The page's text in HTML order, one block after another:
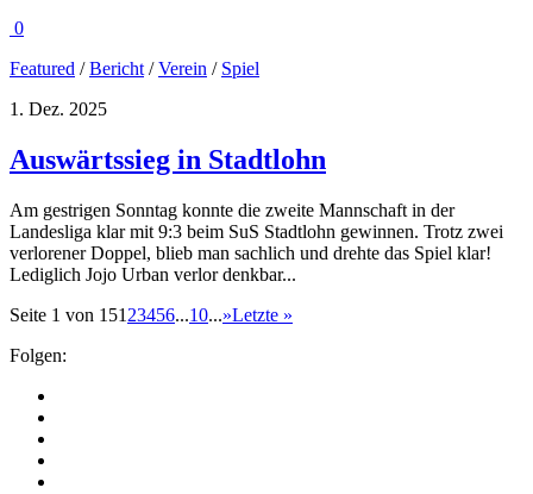
0
Featured /Bericht /Verein / Spiel
1. Dez. 2025
Auswärtssieg in Stadtlohn
Am gestrigen Sonntag konnte die zweite Mannschaft in der
Landesliga klar mit 9:3 beim SuS Stadtlohn gewinnen. Trotz zwei
verlorener Doppel, blieb man sachlich und drehte das Spiel klar!
Lediglich Jojo Urban verlor denkbar...
Seite 1 von 151 23456...10...»Letzte »
Folgen: